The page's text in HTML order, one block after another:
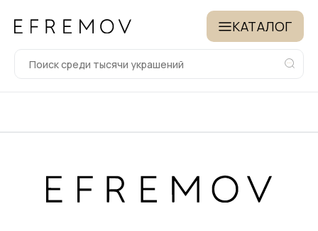
КАТАЛОГ